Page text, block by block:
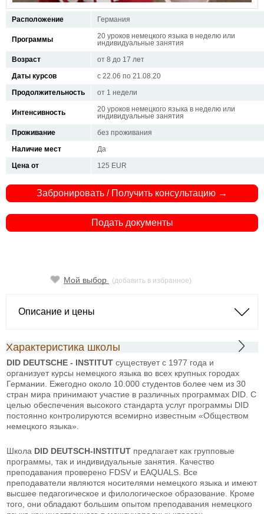
Расположение Германия
Программы
20 уроков немецкого языка в неделю или
индивидуальные занятия
Возраст
от 8 до 17 лет
Даты курсов
с 22.06 по 21.08.20
Продолжительность
от 1 недели
Интенсивность
20 уроков немецкого языка в неделю или
индивидуальные занятия
Проживание
без проживания
Наличие мест
Да
Цена от
125 EUR
Забронировать / Получить консультацию →
Подать документы
Мой выбор (добавить в избранное)
Описание и цены
Характеристика школы
DID DEUTSCHE - INSTITUT существует с 1977 года и
организует курсы немецкого языка во всех крупных городах
Германии. Ежегодно около 10.000 студентов более чем из 30
стран мира принимают участие в различных программах DID. С
целью обеспечения высокого стандарта услуг программы DID
постоянно контролируются всемирно известным «Обществом
немецкого языка».
Школа DID DEUTSCH-INSTITUT предлагает как групповые
программы, так и индивидуальные занятия. Качество
преподавания проверено FDSV и EAQUALS. Все
преподаватели являются носителями немецкого языка и имеют
высшее педагогическое и филологическое образование. Кроме
того, они обладают большим опытом преподавания немецкого